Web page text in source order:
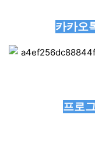
카카오
프로